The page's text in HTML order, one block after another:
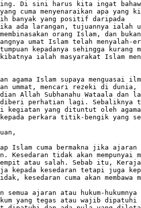
Di sini harus kita ingat
cuma menyenaraikan apa yang
banyak yang positif daripada
ada larangan, tujuannya ialah
orang Islam, dan
umat Islam telah
kepadanya sehingga kurang
ialah masyarakat Islam
agama Islam supaya menguasai
ummat, mencari rezeki di dunia,
Allah Subhanahu Wataala
perhatian lagi. Sebaliknya
kegiatan yang dituntut oleh
perkara titik-bengik yang
Islam cuma bermakna jika ajaran
Kesedaran tidak akan mempunyai
atau salah. Sebab itu,
kepada kesedaran tetapi juga
kesedaran cuma akan membawa
semua ajaran atau hukum-
yang tegas atau wajib dipatuhi